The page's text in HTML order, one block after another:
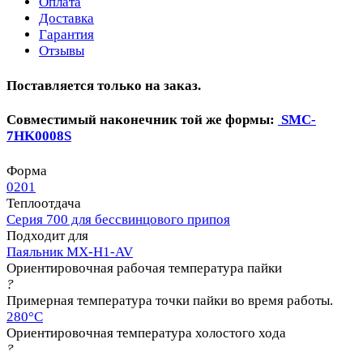
Доставка
Гарантия
Отзывы
Поставляется только на заказ.
Совместимый наконечник той же формы: SMC-
7HK0008S
Форма
0201
Теплоотдача
Серия 700 для бессвинцового припоя
Подходит для
Паяльник MX-H1-AV
Ориентировочная рабочая температура пайки
?
Примерная температура точки пайки во время работы.
280°C
Ориентировочная температура холостого хода